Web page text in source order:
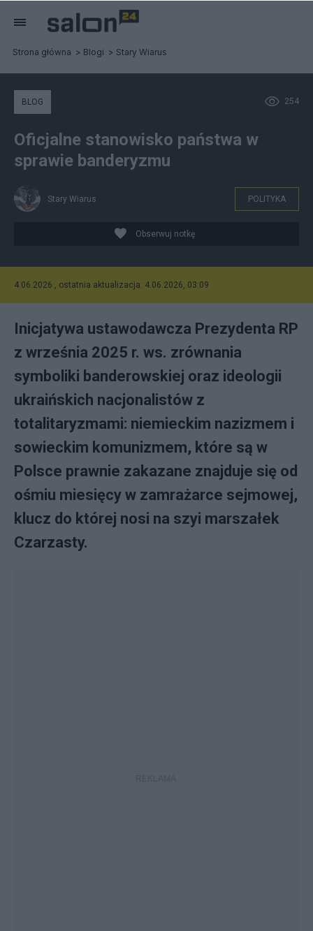
Strona główna Blogi Stary Wiarus
254
BLOG
Oficjalne stanowisko państwa w
sprawie banderyzmu
Stary Wiarus POLITYKA
Obserwuj notkę
4.06.2026 , ostatnia aktualizacja: 4.06.2026, 03:09
Inicjatywa ustawodawcza Prezydenta RP
z września 2025 r. ws. zrównania
symboliki banderowskiej oraz ideologii
ukraińskich nacjonalistów z
totalitaryzmami: niemieckim nazizmem i
sowieckim komunizmem, które są w
Polsce prawnie zakazane znajduje się od
ośmiu miesięcy w zamrażarce sejmowej,
klucz do której nosi na szyi marszałek
Czarzasty.